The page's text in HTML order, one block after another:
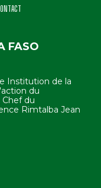
FASO
Institution de la
du
du
Rimtalba Jean